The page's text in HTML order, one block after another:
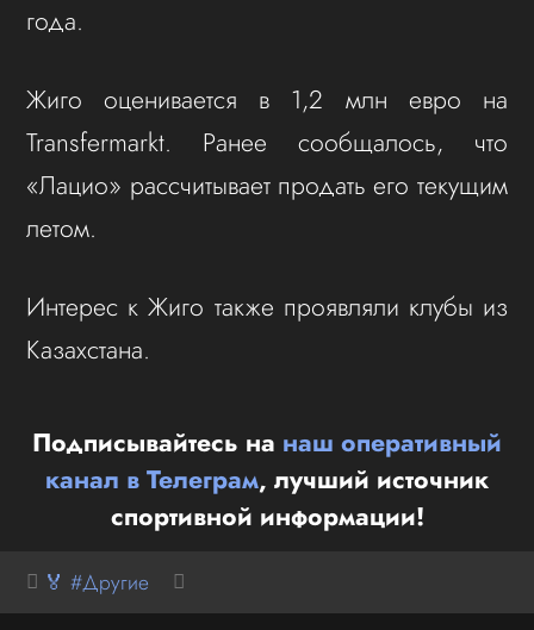
года.
Жиго оценивается в 1,2 млн евро на
Transfermarkt. Ранее сообщалось, что
«Лацио» рассчитывает продать его текущим
летом.
Интерес к Жиго также проявляли клубы из
Казахстана.
Подписывайтесь на наш оперативный
канал в Телеграм, лучший источник
спортивной информации!
🏅 #Другие